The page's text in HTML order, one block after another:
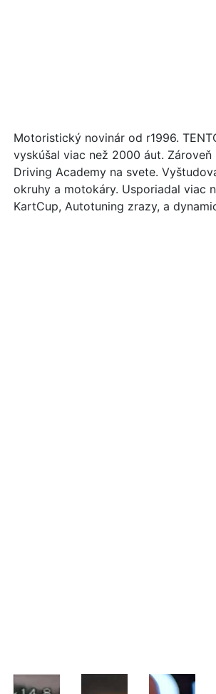
Motoristický novinár od r1996.
vyskúšal viac než 2000 áut.
Driving Academy na svete.
okruhy a motokáry. Usporiadal viac
KartCup, Autotuning zrazy, a